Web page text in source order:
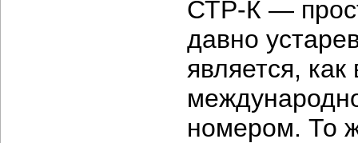
СТР-К —
давно
является,
номером. То